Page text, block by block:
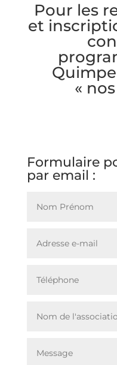
Pour les
et
«
Formulaire
par email :